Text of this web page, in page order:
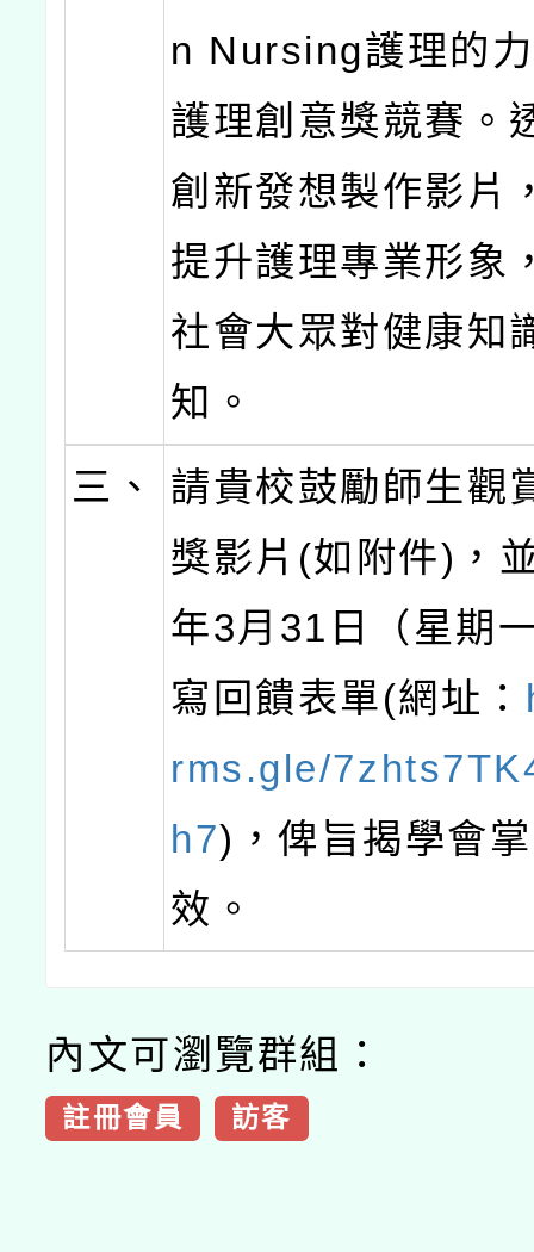
n Nursing護理的
護理創意獎競賽。
創新發想製作影片
提升護理專業形象
社會大眾對健康知
知。
三、
請貴校鼓勵師生觀
獎影片(如附件)，
年3月31日（星期
寫回饋表單(網址：
rms.gle/
h7)，俾旨揭學會
效。
內文可瀏覽群組：
註冊會員 訪客